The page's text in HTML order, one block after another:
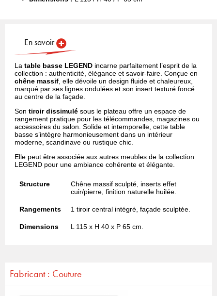
En savoir
La table basse LEGEND incarne parfaitement l’esprit de la
collection : authenticité, élégance et savoir-faire. Conçue en
chêne massif , elle dévoile un design fluide et chaleureux,
marqué par ses lignes ondulées et son insert texturé foncé
au centre de la façade.
Son tiroir dissimulé sous le plateau offre un espace de
rangement pratique pour les télécommandes, magazines ou
accessoires du salon. Solide et intemporelle, cette table
basse s’intègre harmonieusement dans un intérieur
moderne, scandinave ou rustique chic.
Elle peut être associée aux autres meubles de la collection
LEGEND pour une ambiance cohérente et élégante.
Structure
Chêne massif sculpté, inserts effet
cuir/pierre, finition naturelle huilée.
Rangements 1 tiroir central intégré, façade sculptée.
Dimensions L 115 x H 40 x P 65 cm.
Fabricant : Couture